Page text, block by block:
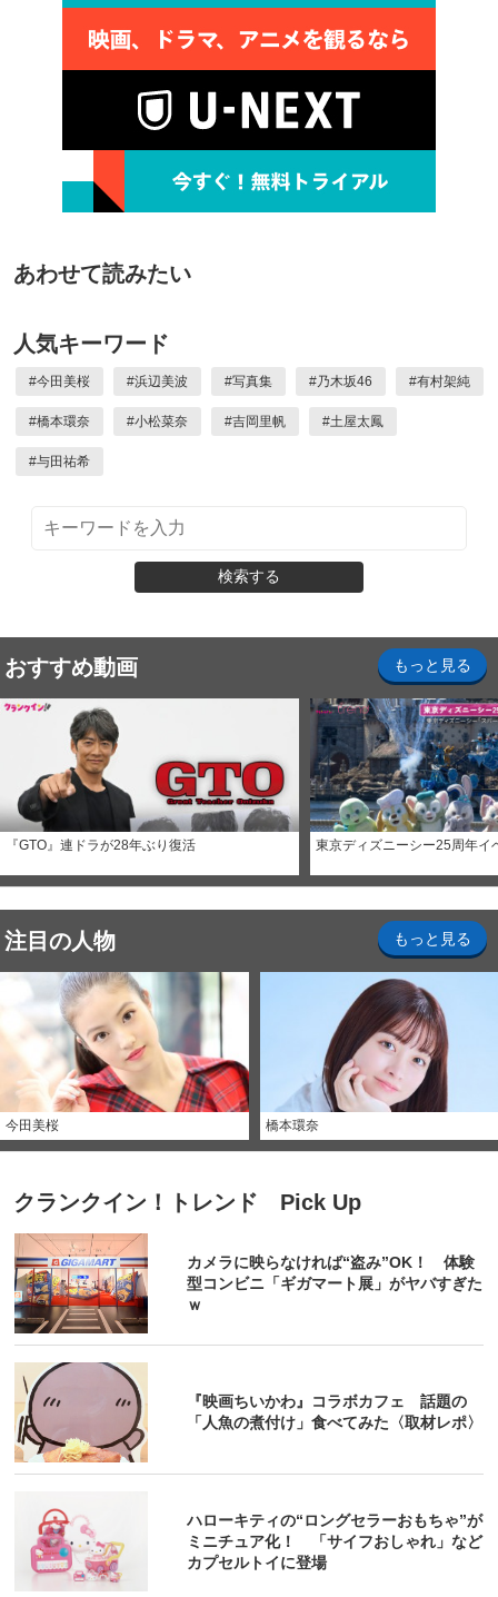
あわせて読みたい
人気キーワード
#今田美桜 #浜辺美波 #写真集 #乃木坂46 #有村架純
#橋本環奈 #小松菜奈 #吉岡里帆 #土屋太鳳
#与田祐希
検索する
おすすめ動画 もっと見る
『GTO』連ドラが28年ぶり復活 東京ディズニーシー25周年イ
注目の人物 もっと見る
今田美桜 橋本環奈
クランクイン！トレンド Pick Up
カメラに映らなければ“盗み”OK！ 体験
型コンビニ「ギガマート展」がヤバすぎた
ｗ
『映画ちいかわ』コラボカフェ 話題の
「人魚の煮付け」食べてみた〈取材レポ〉
ハローキティの“ロングセラーおもちゃ”が
ミニチュア化！ 「サイフおしゃれ」など
カプセルトイに登場